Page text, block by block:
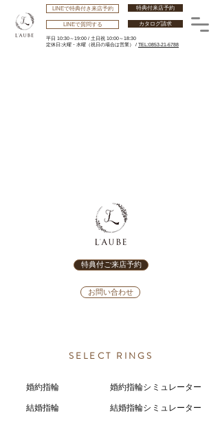
特典付来店予約
LINEで特典付き来店予約
カタログ請求
平日 10:30～19:00 / 土日祝 10:00～18:30
​定休日:火曜・水曜 （祝日の場合は営業） / TEL:0853-21-6788
LINEで質問する
特典付ご来店予約
お問い合わせ
SELECT RINGS
婚約指輪
結婚指輪
婚約指輪シミュレーター
結婚指輪シミ ュレーター